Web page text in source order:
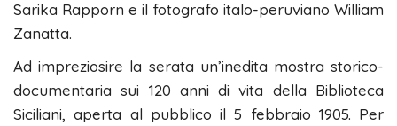
Sarika Rapporn e il fotografo italo-peruviano William
Zanatta.
Ad impreziosire la serata un’inedita mostra storico-
documentaria sui 120 anni di vita della Biblioteca
Siciliani, aperta al pubblico il 5 febbraio 1905. Per